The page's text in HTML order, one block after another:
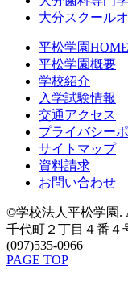
大分スクール
平松学園HOME
平松学園概要
学校紹介
入学試験情報
交通アクセス
プライバシー
サイトマップ
資料請求
お問い合わせ
©学校法人平松学園.
千代町２丁目４番
(097)535-0966
PAGE TOP